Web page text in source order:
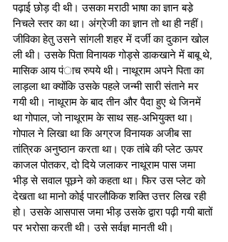
पढ़ाई छोड़ दी थी। उसका मराठी भाषा का ज्ञान बडे़
निचले स्तर का था। अंग्रेजी का ज्ञान तो था ही नहीं।
जीविका हेतु उसने सांगली शहर में दर्जी का दुकान खोल
ली थी। उसके पिता विनायक गोड्से डाकखाने में बाबू थे,
मासिक आय पंाच रुपये थी। नाथूराम अपने पिता का
लाड़ला था क्योंकि उसके पहले जन्मी सारी संताने मर
गयी थी। नाथूराम के बाद तीन और पैदा हुए थे जिनमें
था गोपाल, जो नाथूराम के साथ सह-अभियुक्त था।
गोपाल ने लिखा था कि अग्रज विनायक अजीब सा
तांत्रिक अनुष्ठान करता था। एक तांबे की प्लेट ऊपर
काजल पोतकर, दो दिये जलाकर नाथूराम पास जमा
भीड़ से सवाल पूछने को कहता था। फिर उस प्लेट को
देखता था मानो कोई पारलौकिक शक्ति उत्तर लिख रही
हो। उसके आसपास जमा भीड़ उसके द्वारा पढ़ी गयी बातों
पर भरोसा करती थी। उसे सर्वज्ञ मानती थी।